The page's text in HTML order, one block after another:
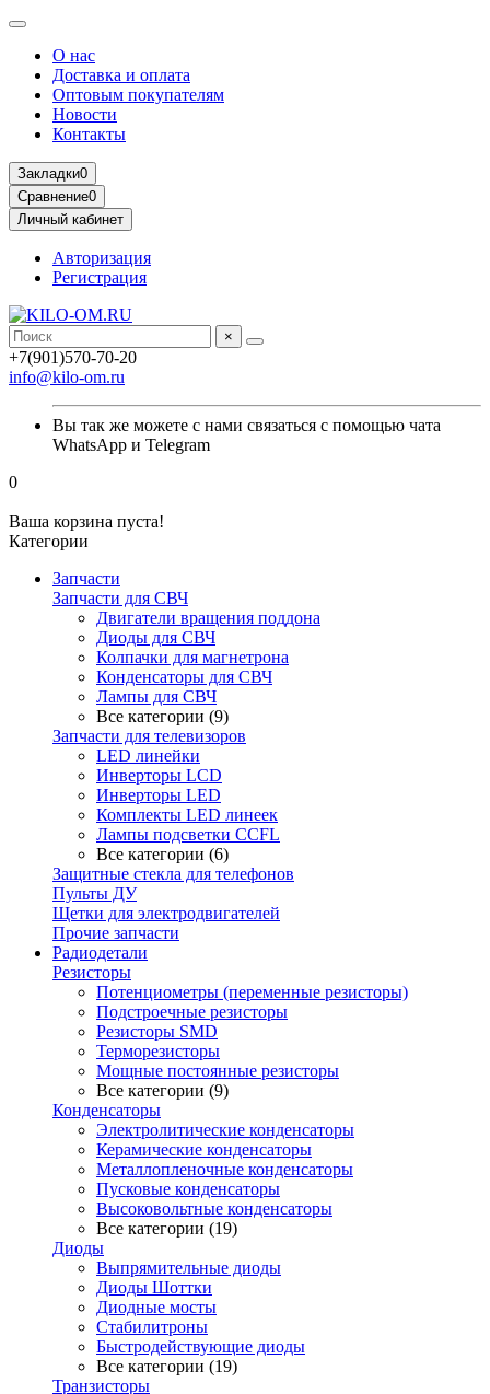
О нас
Доставка и оплата
Оптовым покупателям
Новости
Контакты
Закладки0
Сравнение0
Личный кабинет
Авторизация
Регистрация
×
+7(901)570-70-20
info@kilo-om.ru
Вы так же можете с нами связаться с помощью чата
WhatsApp и Telegram
0
Ваша корзина пуста!
Категории
Запчасти
Запчасти для СВЧ
Двигатели вращения поддона
Диоды для СВЧ
Колпачки для магнетрона
Конденсаторы для СВЧ
Лампы для СВЧ
Все категории (9)
Запчасти для телевизоров
LED линейки
Инверторы LCD
Инверторы LED
Комплекты LED линеек
Лампы подсветки CCFL
Все категории (6)
Защитные стекла для телефонов
Пульты ДУ
Щетки для электродвигателей
Прочие запчасти
Радиодетали
Резисторы
Потенциометры (переменные резисторы)
Подстроечные резисторы
Резисторы SMD
Терморезисторы
Мощные постоянные резисторы
Все категории (9)
Конденсаторы
Электролитические конденсаторы
Керамические конденсаторы
Металлопленочные конденсаторы
Пусковые конденсаторы
Высоковольтные конденсаторы
Все категории (19)
Диоды
Выпрямительные диоды
Диоды Шоттки
Диодные мосты
Стабилитроны
Быстродействующие диоды
Все категории (19)
Транзисторы